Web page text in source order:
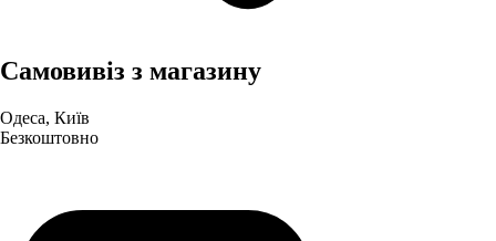
Самовивіз з магазину
Одеса, Київ
Безкоштовно